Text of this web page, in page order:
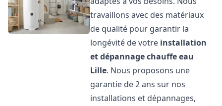
travaillons avec des matériaux
de qualité pour garantir la
longévité de votre installation
et dépannage chauffe eau
Lille. Nous proposons une
garantie de 2 ans sur nos
installations et dépannages,